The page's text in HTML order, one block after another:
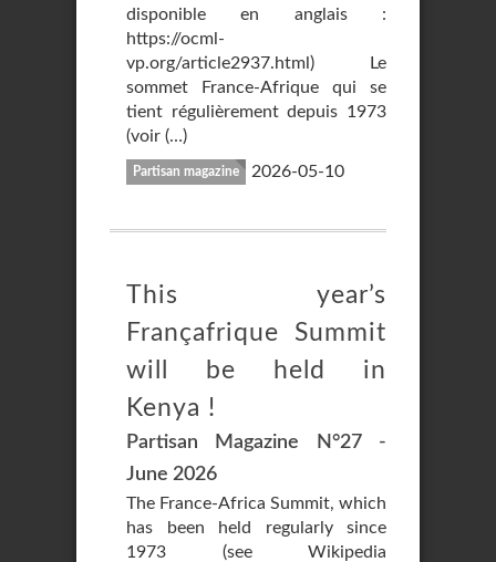
disponible en anglais :
https://ocml-
vp.org/article2937.html) Le
sommet France-Afrique qui se
tient régulièrement depuis 1973
(voir (…)
Partisan magazine 2026-05-10
This year’s
Françafrique Summit
will be held in
Kenya !
Partisan Magazine N°27 -
June 2026
The France-Africa Summit, which
has been held regularly since
1973 (see Wikipedia